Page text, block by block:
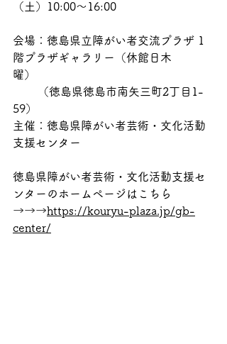
（土）10:00～16:00
会場：徳島県立障がい者交流プラザ 1
階プラザギャラリー（休館日木
曜）
59）
主催：徳島県障がい者芸術・文化活動
支援センター
徳島県障がい者芸術・文化活動支援セ
ンターのホームページはこちら
→→→https://kouryu-plaza.jp/gb-
center/